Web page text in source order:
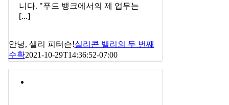
니다. "푸드 뱅크에서의 제 업무는
[...]
안녕, 샐리 피터슨!실리콘 밸리의 두 번째
수확2021-10-29T14:36:52-07:00